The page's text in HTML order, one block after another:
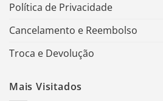
Política de Privacidade
Cancelamento e Reembolso
Troca e Devolução
Mais Visitados